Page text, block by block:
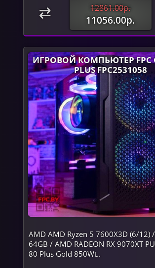
12861.00р.
11056.00р.
ИГРОВОЙ КОМПЬЮТЕР FPC
PLUS FPC2531058
AMD AMD Ryzen 5 7600X3D (6/12)
64GB / AMD RADEON RX 9070XT
80 Plus Gold 850Wt..